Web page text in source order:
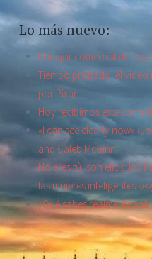
Lo más nuevo:
El mejor comercial de
Tiempo prestado: el
por Pixar
Hoy recibimos este
«I can see clearly now»
and Caleb McGinn
No eres tú, son ellos: los
las mujeres inteligentes
¿Qué sabes realmente